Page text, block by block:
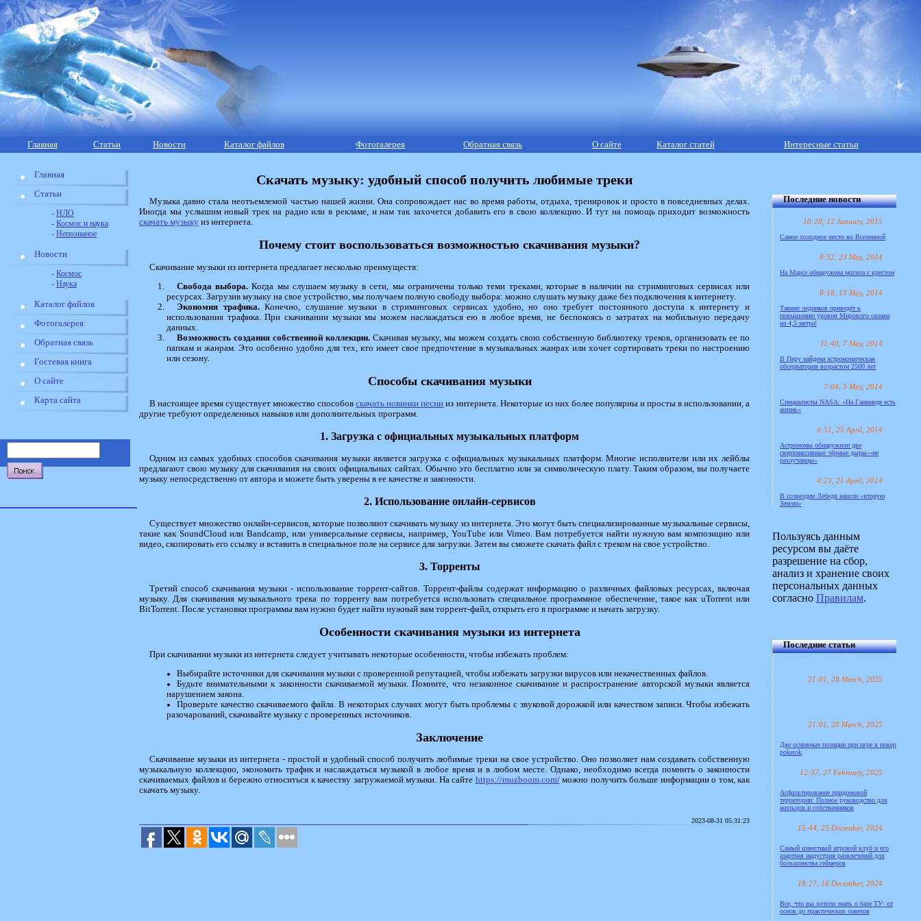
Главная Статьи Новости Каталог файлов Фотогалерея Обратная связь О сайте Каталог статей Интересные статьи
Главная
Статьи
- НЛО
- Космос и наука
- Непознаное
Новости
- Космос
- Наука
Каталог файлов
Фотогалерея
Обратная связь
Гостевая книга
О сайте
Карта сайта
Скачать музыку: удобный способ получить любимые треки
Музыка давно стала неотъемлемой частью нашей жизни. Она сопровождает нас во время работы, отдыха, тренировок и просто в повседневных делах.
Иногда мы услышим новый трек на радио или в рекламе, и нам так захочется добавить его в свою коллекцию. И тут на помощь приходит возможность
скачать музыку из интернета.
Почему стоит воспользоваться возможностью скачивания музыки?
Скачивание музыки из интернета предлагает несколько преимуществ:
Свобода выбора. Когда мы слушаем музыку в сети, мы ограничены только теми треками, которые в наличии на стриминговых сервисах или
ресурсах. Загрузив музыку на свое устройство, мы получаем полную свободу выбора: можно слушать музыку даже без подключения к интернету.
Экономия трафика.Конечно, слушание музыки в стриминговых сервисах удобно, но оно требует постоянного доступа к интернету и
использования трафика. При скачивании музыки мы можем наслаждаться ею в любое время, не беспокоясь о затратах на мобильную передачу
данных.
Возможность создания собственной коллекции. Скачивая музыку, мы можем создать свою собственную библиотеку треков, организовать ее по
папкам и жанрам. Это особенно удобно для тех, кто имеет свое предпочтение в музыкальных жанрах или хочет сортировать треки по настроению
или сезону.
Способы скачивания музыки
В настоящее время существует множество способовскачать новинки песни из интернета. Некоторые из них более популярны и просты в использовании, а
другие требуют определенных навыков или дополнительных программ.
1. Загрузка с официальных музыкальных платформ
Одним из самых удобных способов скачивания музыки является загрузка с официальных музыкальных платформ. Многие исполнители или их лейблы
предлагают свою музыку для скачивания на своих официальных сайтах. Обычно это бесплатно или за символическую плату. Таким образом, вы получаете
музыку непосредственно от автора и можете быть уверены в ее качестве и законности.
2. Использование онлайн-сервисов
Существует множество онлайн-сервисов, которые позволяют скачивать музыку из интернета. Это могут быть специализированные музыкальные сервисы,
такие как SoundCloud или Bandcamp, или универсальные сервисы, например, YouTube или Vimeo. Вам потребуется найти нужную вам композицию или
видео, скопировать его ссылку и вставить в специальное поле на сервисе для загрузки. Затем вы сможете скачать файл с треком на свое устройство.
3. Торренты
Третий способ скачивания музыки - использование торрент-сайтов. Торрент-файлы содержат информацию о различных файловых ресурсах, включая
музыку. Для скачивания музыкального трека по торренту вам потребуется использовать специальное программное обеспечение, такое как uTorrent или
BitTorrent. После установки программы вам нужно будет найти нужный вам торрент-файл, открыть его в программе и начать загрузку.
Особенности скачивания музыки из интернета
При скачивании музыки из интернета следует учитывать некоторые особенности, чтобы избежать проблем:
Выбирайте источники для скачивания музыки с проверенной репутацией, чтобы избежать загрузки вирусов или некачественных файлов.
Будьте внимательными к законности скачиваемой музыки. Помните, что незаконное скачивание и распространение авторской музыки является
нарушением закона.
Проверьте качество скачиваемого файла. В некоторых случаях могут быть проблемы с звуковой дорожкой или качеством записи. Чтобы избежать
разочарований, скачивайте музыку с проверенных источников.
Заключение
Скачивание музыки из интернета - простой и удобный способ получить любимые треки на свое устройство. Оно позволяет нам создавать собственную
музыкальную коллекцию, экономить трафик и наслаждаться музыкой в любое время и в любом месте. Однако, необходимо всегда помнить о законности
скачиваемых файлов и бережно относиться к качеству загружаемой музыки. На сайте https://muzboom.com/можно получить больше информации о том, как
скачать музыку.
2023-08-31 05:31:23
Последние новости
10:28, 12 January, 2015
Самое холодное место во Вселенной
8:52, 23 May, 2014
На Марсе обнаружена могила с крестом
8:18, 13 May, 2014
Таяние ледников приведёт к
повышению уровня Мирового океана
на 4,5 метра!
11:40, 7 May, 2014
В Перу найдена астрономическая
обсерватория возрастом 2500 лет
7:04, 5 May, 2014
Специалисты NASA: «На Ганимеде есть
жизнь»
4:51, 25 April, 2014
Астрономы обнаружили две
сверхмассивные чёрные дыры-«не
разлучницы»
4:23, 21 April, 2014
В созвездии Лебедя нашли «вторую
Землю»
Пользуясь данным
ресурсом вы даёте
разрешение на сбор,
анализ и хранение своих
персональных данных
согласно Правилам.
Последние статьи
21:01, 28 March, 2025
21:01, 28 March, 2025
Две основные позиции при игре в покер
pokerok
12:37, 27 February, 2025
Асфальтирование придомовой
территории: Полное руководство для
жильцов и собственников
15:44, 25 December, 2024
Самый известный игровой клуб и его
азартная индустрия развлечений для
большинства геймеров
18:27, 16 December, 2024
Все, что вы хотели знать о базе ТУ: от
основ до практических советов